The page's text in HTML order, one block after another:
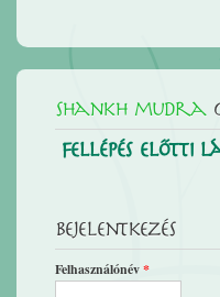
Shankh mudra
Fellépés előtti
Bejelentkezés
Felhasználónév*